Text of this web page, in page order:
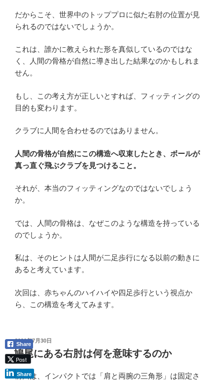
だからこそ、世界中のトッププロに似た右肘の位置が見
られるのではないでしょうか。
これは、誰かに教えられた形を真似しているのではな
く、人間の骨格が自然に導き出した結果なのかもしれま
せん。
もし、この考え方が正しいとすれば、フィッティングの
目的も変わります。
クラブに人間を合わせるのではありません。
人間の骨格が自然にこの構造へ収束したとき、ボールが
真っ直ぐ飛ぶクラブを見つけること。
それが、本当のフィッティングなのではないでしょう
か。
では、人間の骨格は、なぜこのような構造を持っている
のでしょうか。
私は、そのヒントは人間が二足歩行になる以前の動きに
あると考えています。
次回は、赤ちゃんのハイハイや四足歩行という視点か
ら、この構造を考えてみます。
投
稿
日:
2026年7月30日
鳩尾にある右肘は何を意味するのか
前回は、インパクトでは「肩と両腕の三角形」は固定さ
Share
Post
Share